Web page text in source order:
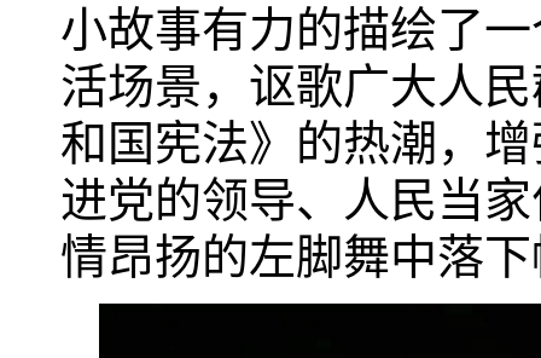
小故事有力的描绘了
活场景，讴歌广大人
和国宪法》的热潮，
进党的领导、人民当
情昂扬的左脚舞中落